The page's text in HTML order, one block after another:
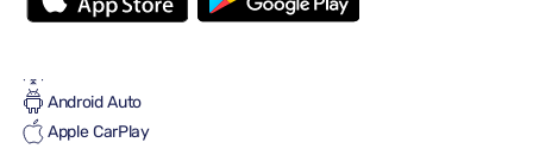
Én liten koffert
Android Auto
Apple CarPlay